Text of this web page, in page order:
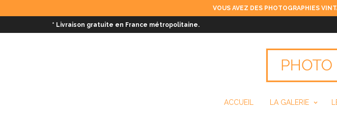
VOUS AVEZ DES PHOTOGRAPHIES
* Livraison gratuite en France métropolitaine.
ACCUEIL LA GALERIE